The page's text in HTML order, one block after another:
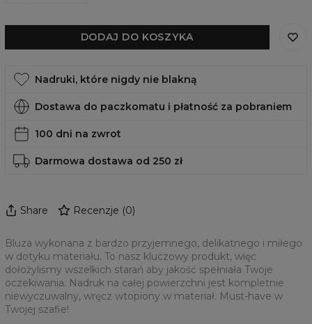
DODAJ DO KOSZYKA
Nadruki, które nigdy nie blakną
Dostawa do paczkomatu i płatność za pobraniem
100 dni na zwrot
Darmowa dostawa od 250 zł
Share Recenzje (0)
Bluza wykonana z bardzo przyjemnego, delikatnego i miłego
w dotyku materiału. To nasz kluczowy produkt, więc
dołożyliśmy wszelkich starań aby jakość spełniała Twoje
oczekiwania. Nadruk na całej powierzchni jest kompletnie
niewyczuwalny, wręcz wtopiony w materiał. Must-have w
Twojej szafie!